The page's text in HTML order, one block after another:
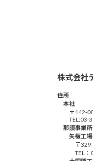
株式会社
住所
本社
〒142-
TEL:03-
那須事業所
矢板工場
〒329-
TEL：